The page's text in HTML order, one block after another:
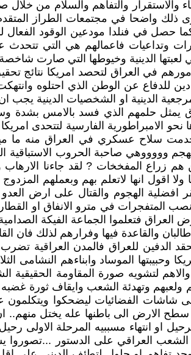
والتفاهم والسلام من خلال
نرى ذلك واضحا في مجتمعات الطراز
حصل في فنلدا مودعين الوقود
شعارات وتداعيات فاعمالهم هي التي
لعبتها الدينية وخيوطها التي صارت
في العراق لتحصد امريكا نتائج
للدفاع عن الوطن الذي احتلوه
الدينية او الشخصيات الدينية يجب
يمثل حلمهم الذي فسد بالامس بشدة
نحو الامبراطورية الفارسية لتتحدى
سلاح عسكري في العراق منه ما
وووووهي صاحبة الحروب الاستباقية
المفخخات ? لقد جاءنا الارهاب
اقول انها لاتعلم بهم وبعملهم
افضلية الهجوم والقتال على ارض
المتفجرات في مترو الانفاق او
فتعلموا الجماعة الفيكة
والقاعدة فيها وفرارهم لذلك فان
الدفين للعراق فالمدن العراقية
الموساد وابناءهم النشامى
لتشويه صورة المقاومة الحقيقية
ولعبهم وتهدئة الشعب وايقاف ثورة
الفضائيات ليضحكوا ويتكلمون
سطح الارض الى باطنها عله يختل
انتهاء مسببيه المرحلة الاولى رحيل
العراقي على الدستور ...تصوروا